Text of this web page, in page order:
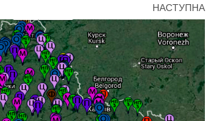
НАСТУПНА